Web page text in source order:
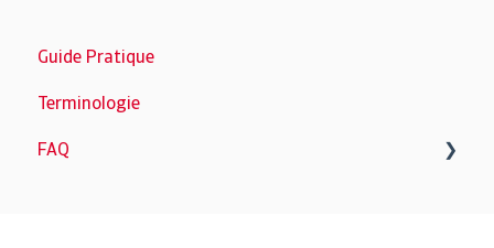
Guide Pratique
Terminologie
FAQ